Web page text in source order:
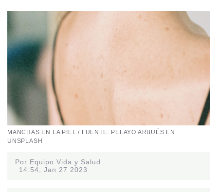
MANCHAS EN LA PIEL / FUENTE: PELAYO ARBUÉS EN
UNSPLASH
Por Equipo Vida y Salud
14:54, Jan 27 2023